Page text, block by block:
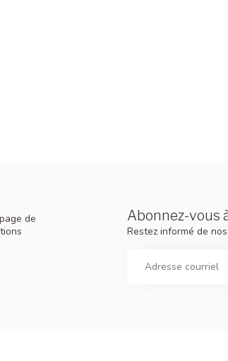
de
Abonnez-vous
Restez informé de